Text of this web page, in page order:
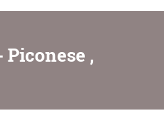
Piconese ,